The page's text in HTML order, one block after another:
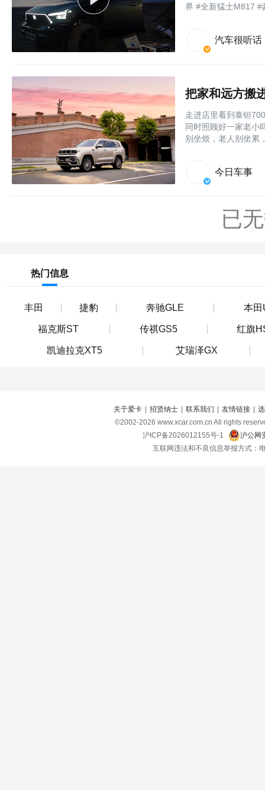
界 #全新猛士M817 #
汽车很听话
把家和远方搬
走进店里看到泰钽
同时照顾好一家老
别坐烦，老人别坐累
今日车事
已
热门信息
丰田 捷豹 奔驰GLE 本田
福克斯ST 传祺GS5 红旗
凯迪拉克XT5 艾瑞泽GX
关于爱卡 | 招贤纳士 | 联系我们 | 友情链接 |
©2002-2026 www.xcar.com.cn All rights
沪ICP备2026012155号-1
沪公网
互联网违法和不良信息举报方式：